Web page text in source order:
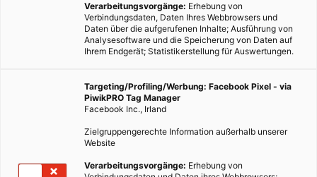
Verarbeitungsvorgänge: Erhebung von
Verbindungsdaten, Daten Ihres Webbrowsers und
Daten über die aufgerufenen Inhalte; Ausführung von
Analysesoftware und die Speicherung von Daten auf
Ihrem Endgerät; Statistikerstellung für Auswertungen.
Targeting/Profiling/Werbung: Facebook Pixel - via
PiwikPRO Tag Manager
Facebook Inc., Irland
Zielgruppengerechte Information außerhalb unserer
Website
Verarbeitungsvorgänge: Erhebung von